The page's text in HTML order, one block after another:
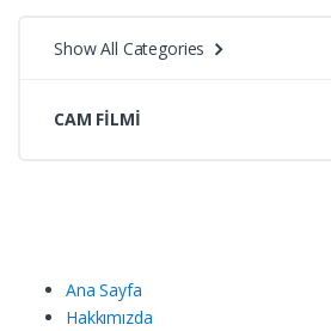
Show All Categories
CAM FİLMİ
Ana Sayfa
Hakkımızda